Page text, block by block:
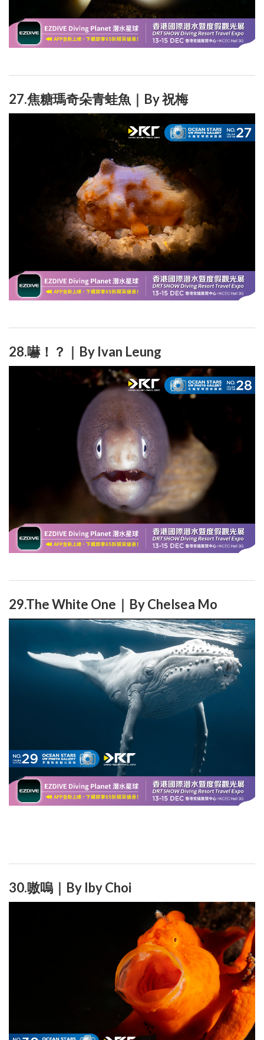
27.焦糖瑪奇朵青蛙魚｜By 祝梅
28.嚇！？｜By Ivan Leung
29.The White One｜By Chelsea Mo
30.嗷嗚｜By Iby Choi